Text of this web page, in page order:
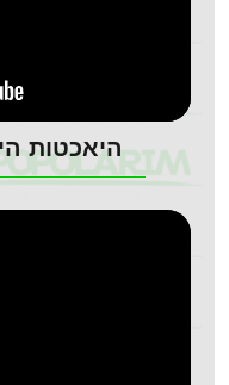
היאכטות